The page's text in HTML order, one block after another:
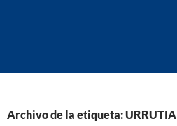
Archivo de la etiqueta: URRUTIA